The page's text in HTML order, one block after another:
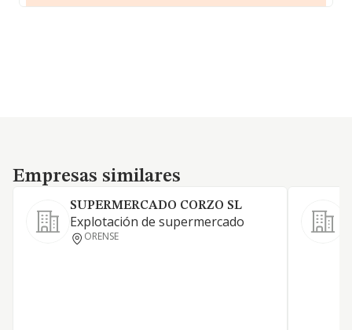
Empresas similares
Empresas similares
SUPERMERCADO CORZO SL
Explotación de supermercado
ORENSE